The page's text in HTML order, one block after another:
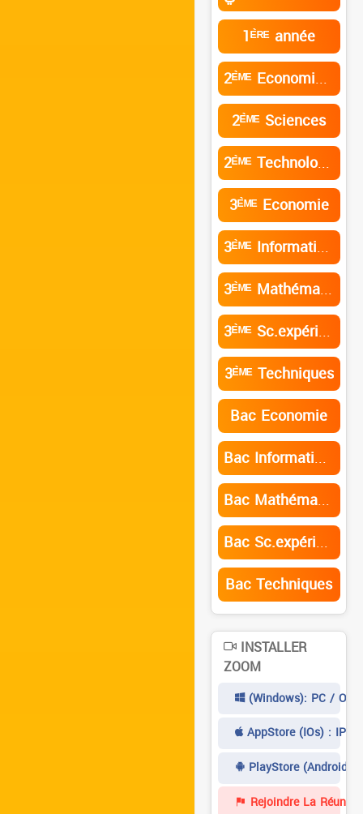
1ᴱ̀ᴿᴱ année
2ᴱ̀ᴹᴱ Economie et services
2ᴱ̀ᴹᴱ Sciences
2ᴱ̀ᴹᴱ Technologie de l’informatique
3ᴱ̀ᴹᴱ Economie
3ᴱ̀ᴹᴱ Informatique
3ᴱ̀ᴹᴱ Mathématiques
3ᴱ̀ᴹᴱ Sc.expérimentales
3ᴱ̀ᴹᴱ Techniques
Bac Economie
Bac Informatique
Bac Mathématiques
Bac Sc.expérimentales
Bac Techniques
INSTALLER
ZOOM
(Windows): PC /
AppStore (iOs) :
PlayStore (Android)
Rejoindre La